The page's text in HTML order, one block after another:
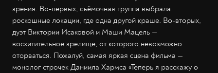
зрения. Во-первых, съёмочная группа выбрала
роскошные локации, где одна другой краше. Во-вторых,
дуэт Виктории Исаковой и Маши Мацель —
восхитительное зрелище, от которого невозможно
оторваться. Пожалуй, самая яркая сцена фильма —
монолог строчек Даниила Хармса «Теперь я расскажу о